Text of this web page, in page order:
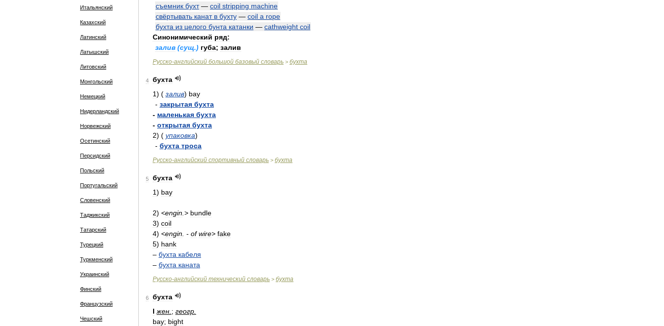
Итальянский
Казахский
Латинский
Латышский
Литовский
Монгольский
Немецкий
Нидерландский
Норвежский
Осетинский
Персидский
Польский
Португальский
Словенский
Таджикский
Татарский
Турецкий
Туркменский
Украинский
Финский
Французский
Чешский
съемник бухт— coil stripping machine
свёртывать канат в бухту — coil a rope
бухта из целого бунта катанки — cathweight coil
Синонимический ряд:
залив (сущ.) губа; залив
Русско-английский большой базовый словарь > бухта
4
бухта
1) ( залив) bay
- закрытая бухта
- маленькая бухта
- открытая бухта
2) ( упаковка)
- бухта троса
Русско-английский спортивный словарь > бухта
5
бухта
1) bay
2) <engin .> bundle
3) coil
4) <engin . - of wire> fake
5) hank
– бухта кабеля
– бухта каната
Русско-английский технический словарь > бухта
6
бухта
I жен ; геогр
bay; bight